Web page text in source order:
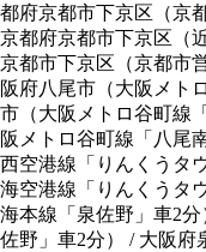
都府京都市下京区（京
京都府京都市下京区（
京都市下京区（京都市
阪府八尾市（大阪メト
市（大阪メトロ谷町線
阪メトロ谷町線「八尾
西空港線「りんくうタ
海空港線「りんくうタ
海本線「泉佐野」車2
佐野」車2分） / 大阪府